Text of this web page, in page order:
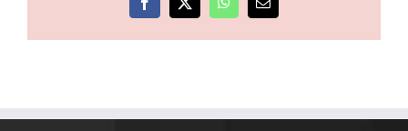
Facebook
X WhatsApp
E-